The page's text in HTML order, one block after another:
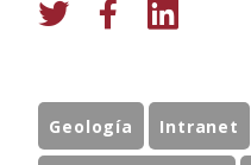
Geología Intranet